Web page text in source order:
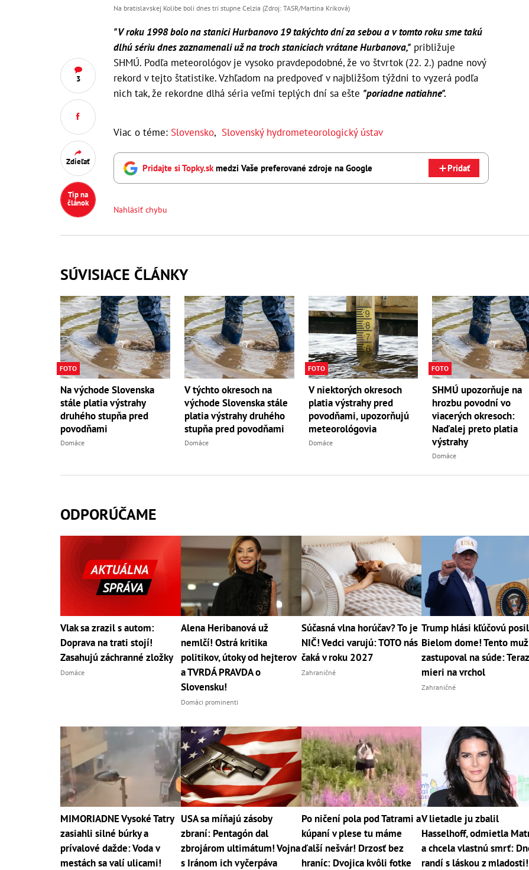
3
Zdieľať
Tip na
článok
Na bratislavskej Kolibe boli dnes tri stupne Celzia (Zdroj: TASR/Martina Kriková)
"V roku 1998 bolo na stanici Hurbanovo 19 takýchto dní za sebou a v tomto roku sme takú
dlhú sériu dnes zaznamenali už na troch staniciach vrátane Hurbanova," približuje
SHMÚ. Podľa meteorológov je vysoko pravdepodobné, že vo štvrtok (22. 2.) padne nový
rekord v tejto štatistike. Vzhľadom na predpoveď v najbližšom týždni to vyzerá podľa
nich tak, že rekordne dlhá séria veľmi teplých dní sa ešte "poriadne natiahne".
Viac o téme: Slovensko, Slovenský hydrometeorologický ústav
Pridajte si Topky.skmedzi Vaše preferované zdroje na Google Pridať
Nahlásiť chybu
SÚVISIACE ČLÁNKY
FOTO
Na východe Slovenska
stále platia výstrahy
druhého stupňa pred
povodňami
Domáce
V týchto okresoch na
východe Slovenska stále
platia výstrahy druhého
stupňa pred povodňami
Domáce
FOTO
V niektorých okresoch
platia výstrahy pred
povodňami, upozorňujú
meteorológovia
Domáce
FOTO
SHMÚ upozorňuje na
hrozbu povodní vo
viacerých okresoch:
Naďalej preto platia
výstrahy
Domáce
ODPORÚČAME
Vlak sa zrazil s autom:
Doprava na trati stojí!
Zasahujú záchranné zložky
Domáce
Alena Heribanová už
nemlčí! Ostrá kritika
politikov, útoky od hejterov
a TVRDÁ PRAVDA o
Slovensku!
Domáci prominenti
Súčasná vlna horúčav? To je
NIČ! Vedci varujú: TOTO nás
čaká v roku 2027
Zahraničné
Trump hlási kľúčovú
Bielom dome! Tento
zastupoval na súde: Teraz
mieri na vrchol
Zahraničné
MIMORIADNE Vysoké Tatry
zasiahli silné búrky a
prívalové dažde: Voda v
mestách sa valí ulicami!
USA sa míňajú zásoby
zbraní: Pentagón dal
zbrojárom ultimátum! Vojna
s Iránom ich vyčerpáva
Po ničení pola pod Tatrami a
kúpaní v plese tu máme
ďalší nešvár! Drzosť bez
hraníc: Dvojica kvôli fotke
V lietadle ju zbalil
Hasselhoff, odmietla
a chcela vlastnú smrť:
randí s láskou z mladosti!